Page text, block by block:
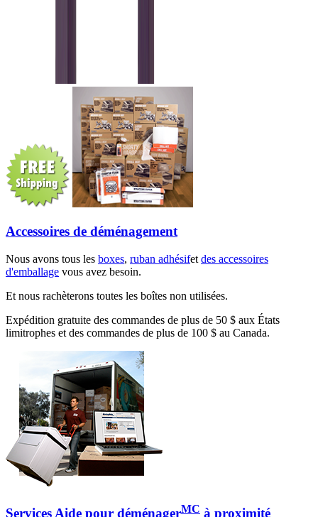
Accessoires de déménagement
Nous avons tous les boxes, ruban adhésifet des accessoires
d'emballage vous avez besoin.
Et nous rachèterons toutes les boîtes non utilisées.
Expédition gratuite des commandes de plus de 50 $ aux États
limitrophes et des commandes de plus de 100 $ au Canada.
Services Aide pour déménagerMC à proximité